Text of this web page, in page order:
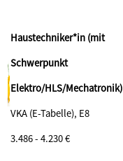
Haustechniker*in (mit
Schwerpunkt
Elektro/HLS/Mechatronik)
VKA (E-Tabelle), E8
3.486 - 4.230 €